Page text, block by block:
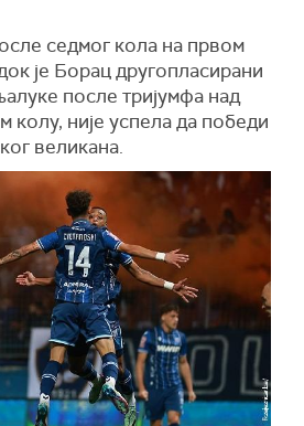
седмог кола на првом
је Борац другопласирани
после тријумфа над
колу, није успела да победи
великана.